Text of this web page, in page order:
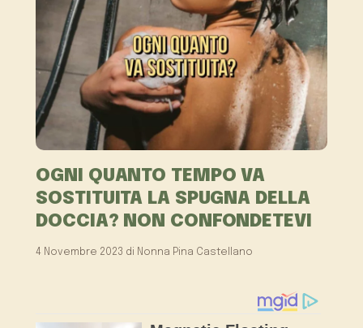
OGNI QUANTO TEMPO VA
SOSTITUITA LA SPUGNA DELLA
DOCCIA? NON CONFONDETEVI
4 Novembre 2023 di Nonna Pina Castellano